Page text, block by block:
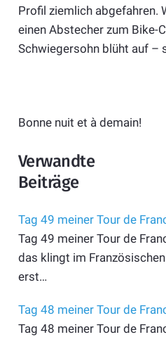
Profil ziemlich abgefahren.
einen Abstecher zum Bike-
Schwiegersohn blüht auf –
Bonne nuit et à demain!
Verwandte
Beiträge
Tag 49 meiner Tour de
Tag 49 meiner Tour de
das klingt im
erst…
Tag 48 meiner Tour de
Tag 48 meiner Tour de